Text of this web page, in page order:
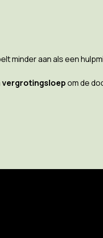
minder aan als een
vergrotingsloepom de